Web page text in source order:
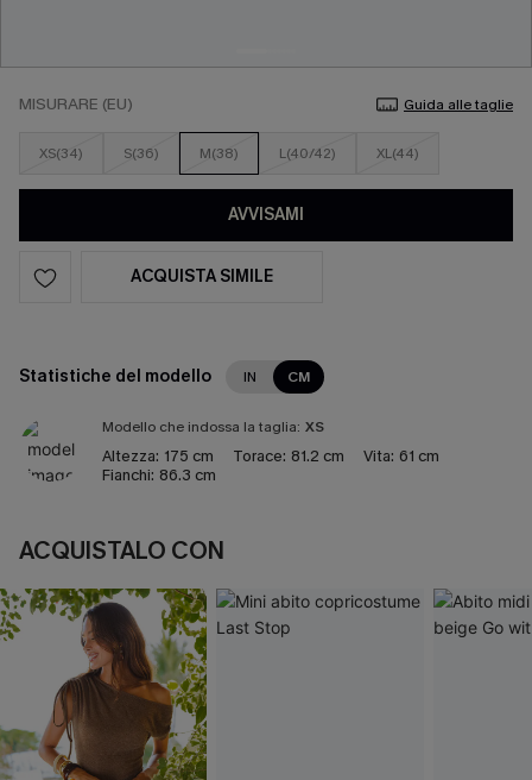
MISURARE (EU) Guida alle taglie
XS(34) S(36) M(38) L(40/42) XL(44)
AVVISAMI
ACQUISTA SIMILE
Statistiche del modello IN CM
Modello che indossa la taglia: XS
Altezza: 175 cm Torace: 81.2 cm Vita: 61 cm
Fianchi: 86.3 cm
ACQUISTALO CON